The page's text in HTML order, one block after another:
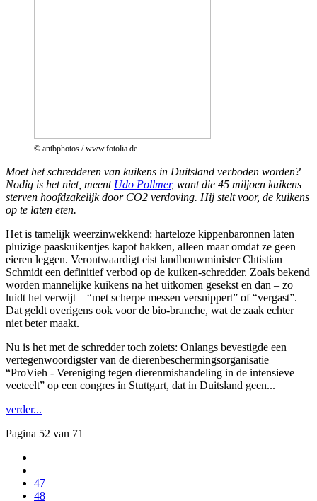
© antbphotos / www.fotolia.de
Moet het schredderen van kuikens in Duitsland verboden worden?
Nodig is het niet, meent Udo Pollmer, want die 45 miljoen kuikens
sterven hoofdzakelijk door CO2 verdoving. Hij stelt voor, de kuikens
op te laten eten.
Het is tamelijk weerzinwekkend: harteloze kippenbaronnen laten
pluizige paaskuikentjes kapot hakken, alleen maar omdat ze geen
eieren leggen. Verontwaardigt eist landbouwminister Chtistian
Schmidt een definitief verbod op de kuiken-schredder. Zoals bekend
worden mannelijke kuikens na het uitkomen gesekst en dan – zo
luidt het verwijt – “met scherpe messen versnippert” of “vergast”.
Dat geldt overigens ook voor de bio-branche, wat de zaak echter
niet beter maakt.
Nu is het met de schredder toch zoiets: Onlangs bevestigde een
vertegenwoordigster van de dierenbeschermingsorganisatie
“ProVieh - Vereniging tegen dierenmishandeling in de intensieve
veeteelt” op een congres in Stuttgart, dat in Duitsland geen...
verder...
Pagina 52 van 71
47
48